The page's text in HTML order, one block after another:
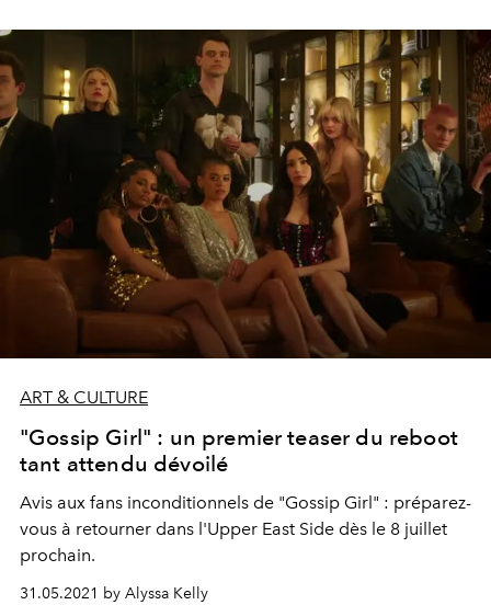
ART & CULTURE
"Gossip Girl" : un premier teaser du reboot
tant attendu dévoilé
Avis aux fans inconditionnels de "Gossip Girl" : préparez-
vous à retourner dans l'Upper East Side dès le 8 juillet
prochain.
31.05.2021 by Alyssa Kelly